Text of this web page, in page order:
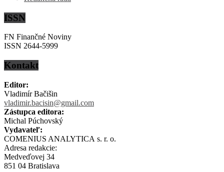
ISSN
FN Finančné Noviny
ISSN 2644-5999
Kontakt
Editor:
Vladimír Bačišin
vladimir.bacisin@gmail.com
Zástupca editora:
Michal Púchovský
Vydavateľ:
COMENIUS ANALYTICA s. r. o.
Adresa redakcie:
Medveďovej 34
851 04 Bratislava